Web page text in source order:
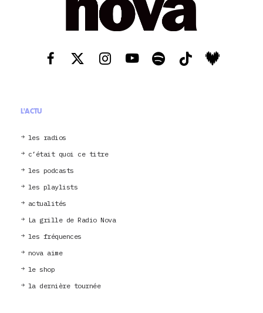
L'ACTU
les radios
c’était quoi ce titre
les podcasts
les playlists
actualités
La grille de Radio Nova
les fréquences
nova aime
le shop
la dernière tournée